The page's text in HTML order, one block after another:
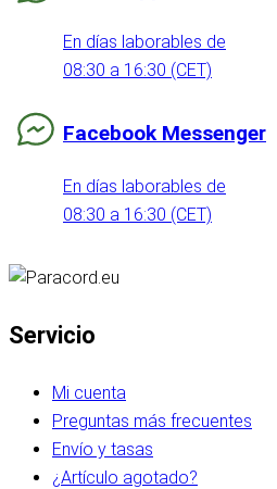
En días laborables de
08:30 a 16:30 (CET)
Facebook Messenger
En días laborables de
08:30 a 16:30 (CET)
Servicio
Mi cuenta
Preguntas más frecuentes
Envío y tasas
¿Artículo agotado?